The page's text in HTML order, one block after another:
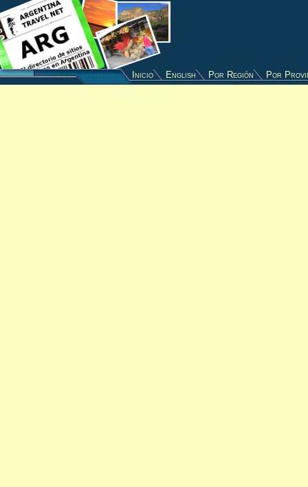
Inicio English Por Región Por